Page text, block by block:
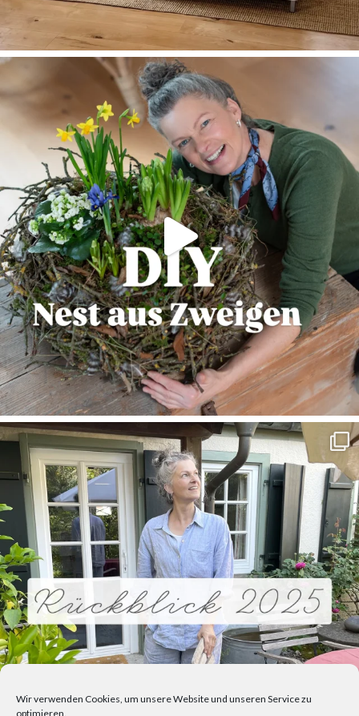
Wir verwenden Cookies, um unsere Website und unseren Service zu
optimieren.